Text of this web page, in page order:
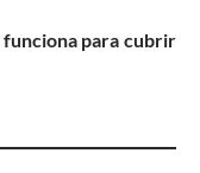
funciona para cubrir